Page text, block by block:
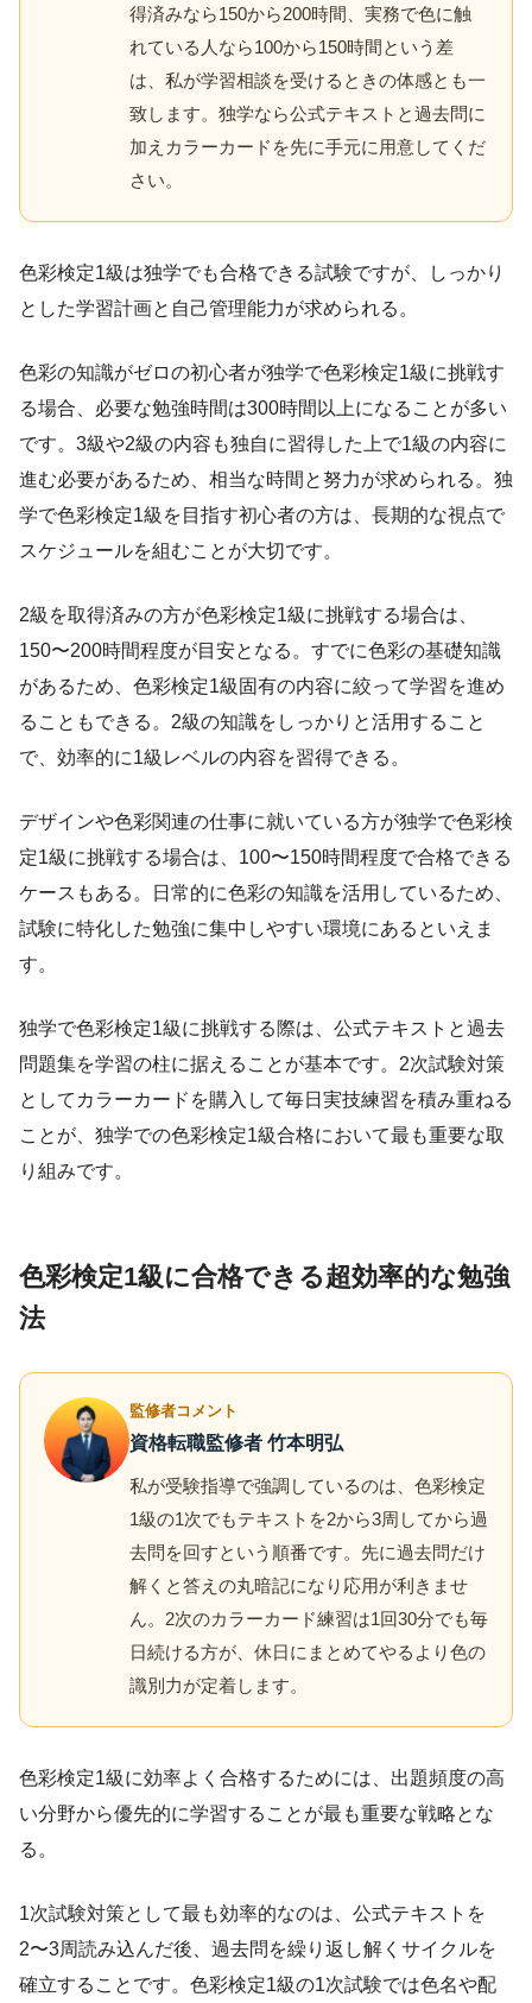
得済みなら150から200時間、実務で色に触
れている人なら100から150時間という差
は、私が学習相談を受けるときの体感とも一
致します。独学なら公式テキストと過去問に
加えカラーカードを先に手元に用意してくだ
さい。
色彩検定1級は独学でも合格できる試験ですが、しっかり
とした学習計画と自己管理能力が求められる。
色彩の知識がゼロの初心者が独学で色彩検定1級に挑戦す
る場合、必要な勉強時間は300時間以上になることが多い
です。3級や2級の内容も独自に習得した上で1級の内容に
進む必要があるため、相当な時間と努力が求められる。独
学で色彩検定1級を目指す初心者の方は、長期的な視点で
スケジュールを組むことが大切です。
2級を取得済みの方が色彩検定1級に挑戦する場合は、
150〜200時間程度が目安となる。すでに色彩の基礎知識
があるため、色彩検定1級固有の内容に絞って学習を進め
ることもできる。2級の知識をしっかりと活用すること
で、効率的に1級レベルの内容を習得できる。
デザインや色彩関連の仕事に就いている方が独学で色彩検
定1級に挑戦する場合は、100〜150時間程度で合格できる
ケースもある。日常的に色彩の知識を活用しているため、
試験に特化した勉強に集中しやすい環境にあるといえま
す。
独学で色彩検定1級に挑戦する際は、公式テキストと過去
問題集を学習の柱に据えることが基本です。2次試験対策
としてカラーカードを購入して毎日実技練習を積み重ねる
ことが、独学での色彩検定1級合格において最も重要な取
り組みです。
色彩検定1級に合格できる超効率的な勉強
法
監修者コメント
資格転職監修者 竹本明弘
私が受験指導で強調しているのは、色彩検定
1級の1次でもテキストを2から3周してから過
去問を回すという順番です。先に過去問だけ
解くと答えの丸暗記になり応用が利きませ
ん。2次のカラーカード練習は1回30分でも毎
日続ける方が、休日にまとめてやるより色の
識別力が定着します。
色彩検定1級に効率よく合格するためには、出題頻度の高
い分野から優先的に学習することが最も重要な戦略とな
る。
1次試験対策として最も効率的なのは、公式テキストを
2〜3周読み込んだ後、過去問を繰り返し解くサイクルを
確立することです。色彩検定1級の1次試験では色名や配